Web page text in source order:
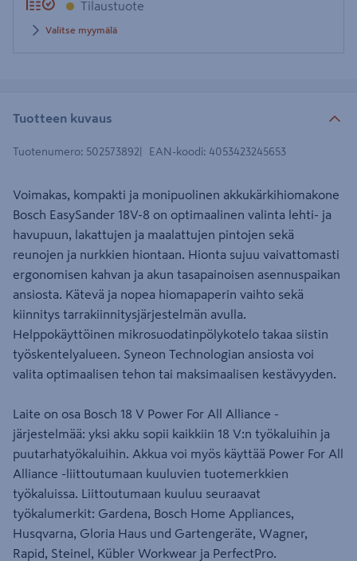
Tilaustuote
Valitse myymälä
Tuotteen kuvaus
Tuotenumero: 502573892 EAN-koodi: 4053423245653
Voimakas, kompakti ja monipuolinen akkukärkihiomakone
Bosch EasySander 18V-8 on optimaalinen valinta lehti- ja
havupuun, lakattujen ja maalattujen pintojen sekä
reunojen ja nurkkien hiontaan. Hionta sujuu vaivattomasti
ergonomisen kahvan ja akun tasapainoisen asennuspaikan
ansiosta. Kätevä ja nopea hiomapaperin vaihto sekä
kiinnitys tarrakiinnitysjärjestelmän avulla.
Helppokäyttöinen mikrosuodatinpölykotelo takaa siistin
työskentelyalueen. Syneon Technologian ansiosta voi
valita optimaalisen tehon tai maksimaalisen kestävyyden.
Laite on osa Bosch 18 V Power For All Alliance -
järjestelmää: yksi akku sopii kaikkiin 18 V:n työkaluihin ja
puutarhatyökaluihin. Akkua voi myös käyttää Power For All
Alliance -liittoutumaan kuuluvien tuotemerkkien
työkaluissa. Liittoutumaan kuuluu seuraavat
työkalumerkit: Gardena, Bosch Home Appliances,
Husqvarna, Gloria Haus und Gartengeräte, Wagner,
Rapid, Steinel, Kübler Workwear ja PerfectPro.